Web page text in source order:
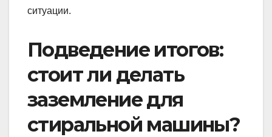
ситуации.
Подведение итогов:
стоит ли делать
заземление для
стиральной машины?